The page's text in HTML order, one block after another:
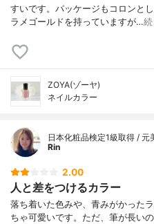
すいです。パッケージもコロンと
ラメゴールドを持っていますが…
ZOYA(ゾーヤ)
ネイルカラー
日本化粧品検定1級取得 / 元
Rin
2.00
人と差をつけるカラー
落ち着いた色みや、青みがかった
ちゃ可愛いです。ただ、筆が長い